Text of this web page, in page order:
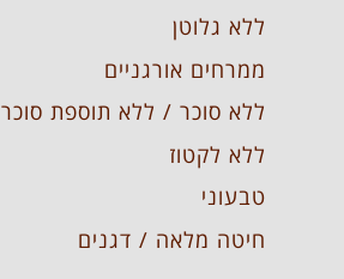
ללא גלוטן
ממרחים אורגניים
ללא סוכר / ללא תוספת סוכר
ללא לקטוז
טבעוני
חיטה מלאה / דגנים